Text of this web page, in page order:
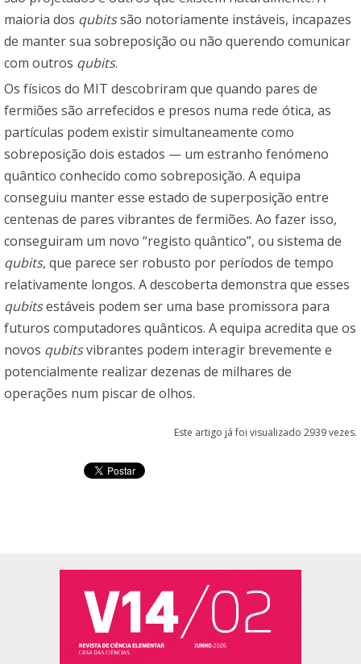
maioria dos qubitssão notoriamente instáveis, incapazes
de manter sua sobreposição ou não querendo comunicar
com outros qubits.
Os físicos do MIT descobriram que quando pares de
fermiões são arrefecidos e presos numa rede ótica, as
partículas podem existir simultaneamente como
sobreposição dois estados — um estranho fenómeno
quântico conhecido como sobreposição. A equipa
conseguiu manter esse estado de superposição entre
centenas de pares vibrantes de fermiões. Ao fazer isso,
conseguiram um novo “registo quântico”, ou sistema de
qubits, que parece ser robusto por períodos de tempo
relativamente longos. A descoberta demonstra que esses
qubitsestáveis podem ser uma base promissora para
futuros computadores quânticos. A equipa acredita que os
novos qubitsvibrantes podem interagir brevemente e
potencialmente realizar dezenas de milhares de
operações num piscar de olhos.
Este artigo já foi visualizado 2939 vezes.